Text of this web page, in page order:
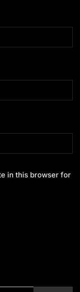
in this browser for